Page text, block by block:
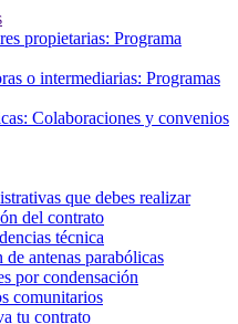
propietarias: Programa
o intermediarias: Programas
Colaboraciones y convenios
que debes realizar
del contrato
técnica
de antenas parabólicas
por condensación
comunitarios
tu contrato